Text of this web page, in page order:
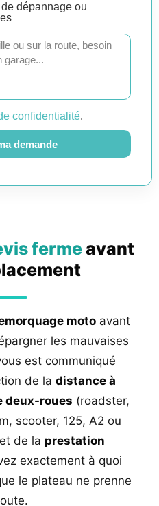
dépannage ou
confidentialité.
demande
fermeavant
moto avant
les mauvaises
est communiqué
de la distance à
deux-roues (roadster,
scooter, 125, A2 ou
de la prestation
exactement à quoi
le plateau ne prenne